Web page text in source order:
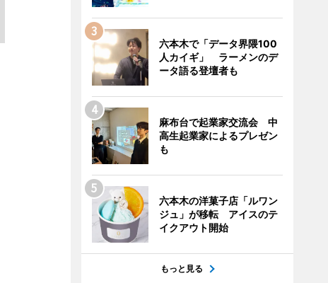
六本木で「データ界隈100
人カイギ」 ラーメンのデ
ータ語る登壇者も
麻布台で起業家交流会 中
高生起業家によるプレゼン
も
六本木の洋菓子店「ルワン
ジュ」が移転 アイスのテ
イクアウト開始
もっと見る